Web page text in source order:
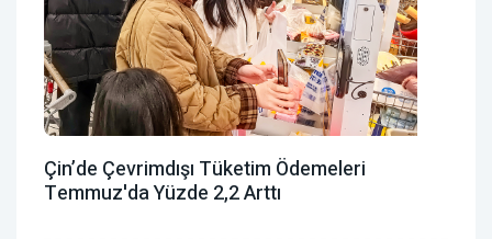
Çin’de Çevrimdışı Tüketim Ödemeleri
Temmuz'da Yüzde 2,2 Arttı